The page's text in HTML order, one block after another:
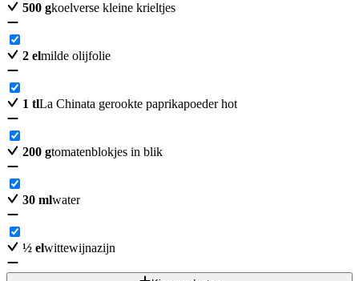
500 gkoelverse kleine krieltjes
2 elmilde olijfolie
1 tlLa Chinata gerookte paprikapoeder hot
200 gtomatenblokjes in blik
30 mlwater
½ elwittewijnazijn